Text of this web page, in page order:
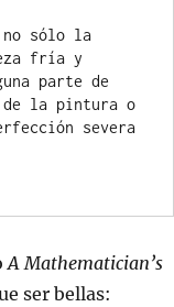
fría y
parte de
de la pintura o
severa
A Mathematician’s
ser bellas: